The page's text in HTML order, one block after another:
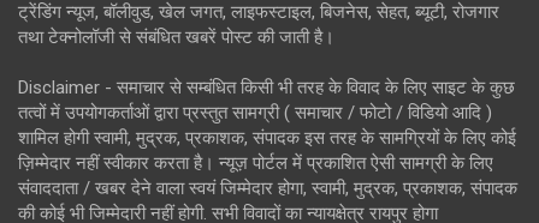
ट्रेंडिंग न्यूज, बॉलीवुड, खेल जगत, लाइफस्टाइल, बिजनेस, सेहत, ब्यूटी, रोजगार
तथा टेक्नोलॉजी से संबंधित खबरें पोस्ट की जाती है।
Disclaimer - समाचार से सम्बंधित किसी भी तरह के विवाद के लिए साइट के कुछ
तत्वों में उपयोगकर्ताओं द्वारा प्रस्तुत सामग्री ( समाचार / फोटो / विडियो आदि )
शामिल होगी स्वामी, मुद्रक, प्रकाशक, संपादक इस तरह के सामग्रियों के लिए कोई
ज़िम्मेदार नहीं स्वीकार करता है। न्यूज़ पोर्टल में प्रकाशित ऐसी सामग्री के लिए
संवाददाता / खबर देने वाला स्वयं जिम्मेदार होगा, स्वामी, मुद्रक, प्रकाशक, संपादक
की कोई भी जिम्मेदारी नहीं होगी. सभी विवादों का न्यायक्षेत्र रायपुर होगा